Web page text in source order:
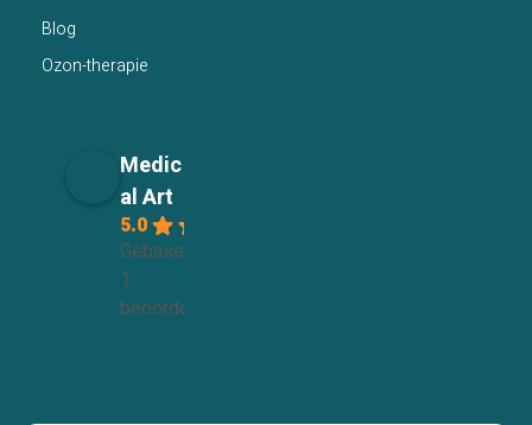
Blog
Ozon-therapie
Medic
al Art
5.0
Gebaseerd op
1
beoordelingen